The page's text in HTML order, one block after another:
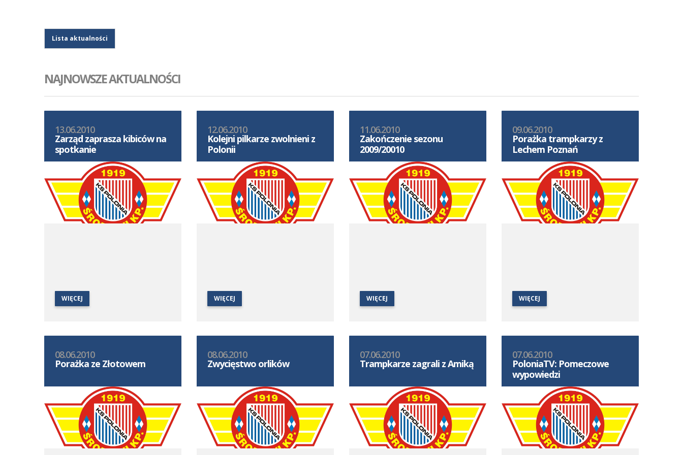
Lista aktualności
NAJNOWSZE AKTUALNOŚCI
13.06.2010
Zarząd zaprasza kibiców na
spotkanie
WIĘCEJ
12.06.2010
Kolejni pilkarze zwolnieni z
Polonii
WIĘCEJ
11.06.2010
Zakończenie sezonu
2009/20010
WIĘCEJ
09.06.2010
Porażka trampkarzy z
Lechem Poznań
WIĘCEJ
08.06.2010
Porażka ze Złotowem
08.06.2010
Zwycięstwo orlików
07.06.2010
Trampkarze zagrali z Amiką
07.06.2010
PoloniaTV: Pomeczowe
wypowiedzi